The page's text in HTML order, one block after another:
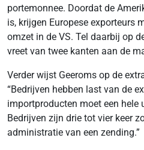
portemonnee. Doordat de
is, krijgen Europese exporteurs
omzet in de VS. Tel daarbij op
vreet van twee kanten aan de
Verder wijst Geeroms op de
“Bedrijven hebben last van de
importproducten moet een hele
Bedrijven zijn drie tot vier keer
administratie van een zending.”